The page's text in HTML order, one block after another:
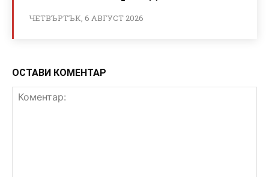
ЧЕТВЪРТЪК, 6 АВГУСТ 2026
ОСТАВИ КОМЕНТАР